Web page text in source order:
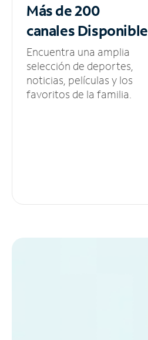
Más de 200
canalesDisponible
Encuentra una amplia
selección de deportes,
noticias, películas y los
favoritos de la familia.